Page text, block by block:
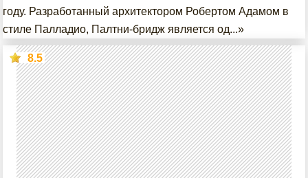
году. Разработанный архитектором Робертом Адамом в
стиле Палладио, Палтни-бридж является од...»
8.5